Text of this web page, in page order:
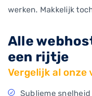
werken. Makkelijk
Alle
een rijtje
Vergelijk al onze
Sublieme